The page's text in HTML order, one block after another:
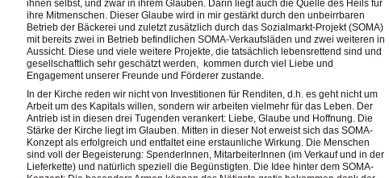
ihnen selbst, und zwar in ihrem Glauben. Darin liegt auch die Quelle des Heils für
ihre Mitmenschen. Dieser Glaube wird in mir gestärkt durch den unbeirrbaren
Betrieb der Bäckerei und zuletzt zusätzlich durch das Sozialmarkt-Projekt (SOMA)
mit bereits zwei in Betrieb befindlichen SOMA-Verkaufsläden und zwei weiteren in
Aussicht. Diese und viele weitere Projekte, die tatsächlich lebensrettend sind und
gesellschaftlich sehr geschätzt werden, kommen durch viel Liebe und
Engagement unserer Freunde und Förderer zustande.
In der Kirche reden wir nicht von Investitionen für Renditen, d.h. es geht nicht um
Arbeit um des Kapitals willen, sondern wir arbeiten vielmehr für das Leben. Der
Antrieb ist in diesen drei Tugenden verankert: Liebe, Glaube und Hoffnung. Die
Stärke der Kirche liegt im Glauben. Mitten in dieser Not erweist sich das SOMA-
Konzept als erfolgreich und entfaltet eine erstaunliche Wirkung. Die Menschen
sind voll der Begeisterung: SpenderInnen, MitarbeiterInnen (im Verkauf und in der
Lieferkette) und natürlich speziell die Begünstigten. Die Idee hinter dem SOMA-